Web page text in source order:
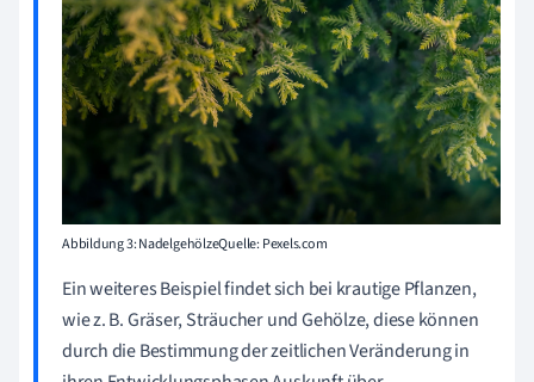
Abbildung 3: NadelgehölzeQuelle: Pexels.com
Ein weiteres Beispiel findet sich bei krautige Pflanzen,
wie z. B. Gräser, Sträucher und Gehölze, diese können
durch die Bestimmung der zeitlichen Veränderung in